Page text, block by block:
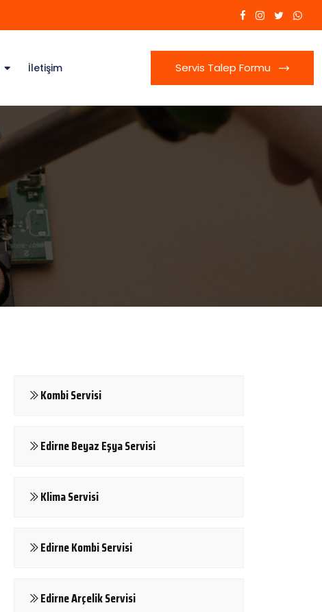
İletişim Servis Talep Formu
Kombi Servisi
Edirne Beyaz Eşya Servisi
Klima Servisi
Edirne Kombi Servisi
Edirne Arçelik Servisi